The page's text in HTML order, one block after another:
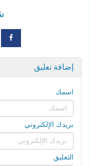
إضافة تعليق
اسمك
بريدك الإلكتروني
التعليق